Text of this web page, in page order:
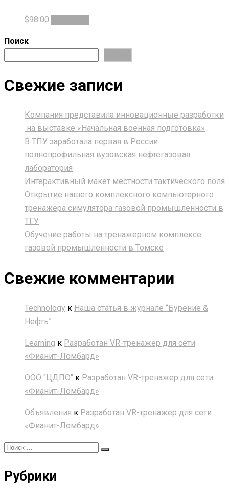
$98.00
Поиск
Свежие записи
Компания представила инновационные разработки
на выставке «Начальная военная подготовка»
В ТПУ заработала первая в России
полнопрофильная вузовская нефтегазовая
лаборатория
Интерактивный макет местности тактического поля
Открытие нашего комплексного компьютерного
тренажёра симулятора газовой промышленности в
ТГУ
Обучение работы на тренажерном комплексе
газовой промышленности в Томске
Свежие комментарии
Technology к Наша статья в журнале “Бурение &
Нефть”
Learning к Разработан VR-тренажер для сети
«Фианит-Ломбард»
ООО "ЦДПО" к Разработан VR-тренажер для сети
«Фианит-Ломбард»
Объявления к Разработан VR-тренажер для сети
«Фианит-Ломбард»
Рубрики